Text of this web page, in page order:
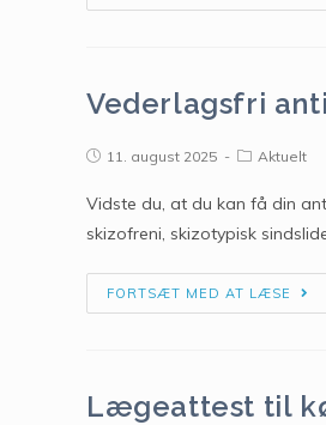
Vederlagsfri
11. august 2025 Aktuelt
Vidste du, at du kan få din
skizofreni, skizotypisk
FORTSÆT MED AT LÆSE
Lægeattest til